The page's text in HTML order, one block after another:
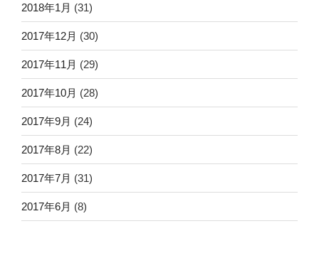
2018年1月 (31)
2017年12月 (30)
2017年11月 (29)
2017年10月 (28)
2017年9月 (24)
2017年8月 (22)
2017年7月 (31)
2017年6月 (8)